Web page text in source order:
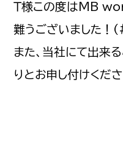
Ｔ様この度はMB
難うございました
また、当社にて出来
りとお申し付けくだ